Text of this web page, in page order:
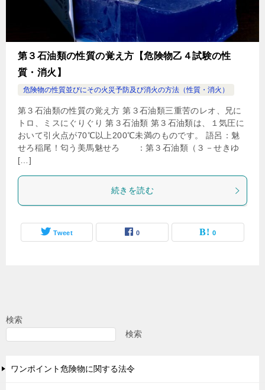
第３石油類の性質の覚え方【危険物乙４試験の性
質・消火】
危険物の性質並びにその火災予防及び消火の方法（性質・消火）
第３石油類の性質の覚え方 第３石油類三重苦のレオ、兄に
トロ、ミスにぐりぐり 第３石油類 第３石油類は、１気圧に
おいて引火点が70℃以上200℃未満のものです。 語呂：魅
せろ稲尾！匂う美馬魅せろ ：第３石油類（３－せきゆ
[…]
続きを読む
Tweet 0 0
検索
検索
ワンポイント危険物に関する法令